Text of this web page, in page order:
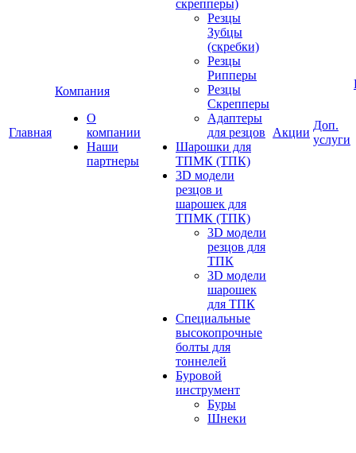
Главная
Компания
О
компании
Наши
партнеры
скрепперы)
Резцы
Зубцы
(скребки)
Резцы
Рипперы
Резцы
Скрепперы
Адаптеры
для резцов
Шарошки для
ТПМК (ТПК)
3D модели
резцов и
шарошек для
ТПМК (ТПК)
3D модели
резцов для
ТПК
3D модели
шарошек
для ТПК
Специальные
высокопрочные
болты для
тоннелей
Буровой
инструмент
Буры
Шнеки
Акции
Доп.
услуги